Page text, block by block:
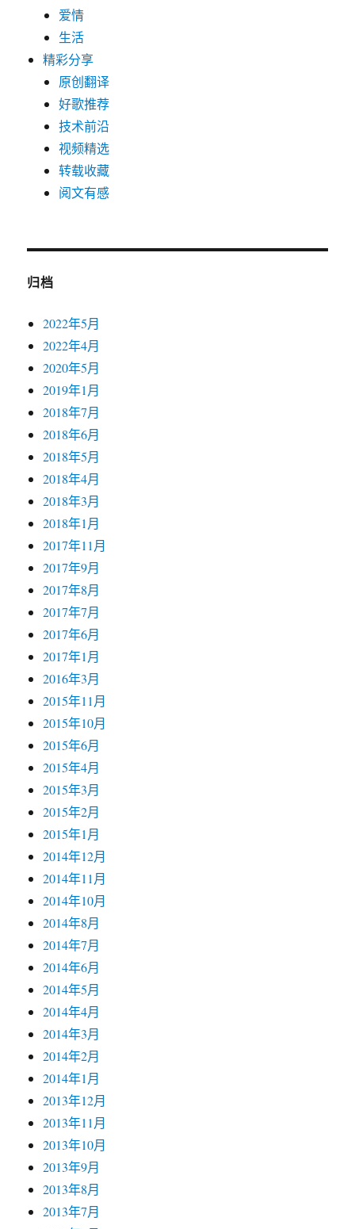
爱情
生活
精彩分享
原创翻译
好歌推荐
技术前沿
视频精选
转载收藏
阅文有感
归档
2022年5月
2022年4月
2020年5月
2019年1月
2018年7月
2018年6月
2018年5月
2018年4月
2018年3月
2018年1月
2017年11月
2017年9月
2017年8月
2017年7月
2017年6月
2017年1月
2016年3月
2015年11月
2015年10月
2015年6月
2015年4月
2015年3月
2015年2月
2015年1月
2014年12月
2014年11月
2014年10月
2014年8月
2014年7月
2014年6月
2014年5月
2014年4月
2014年3月
2014年2月
2014年1月
2013年12月
2013年11月
2013年10月
2013年9月
2013年8月
2013年7月